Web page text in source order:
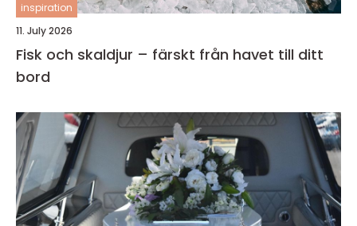
inspiration
11. July 2026
Fisk och skaldjur – färskt från havet till ditt
bord